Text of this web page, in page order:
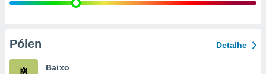
Pólen Detalhe
Baixo